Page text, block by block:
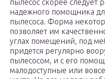
пылесос скорее следует
надежного помощника
пылесоса. Форма
позволяет им
углах помещений, под
придется регулярно
пылесосом, и с его
малодоступные или